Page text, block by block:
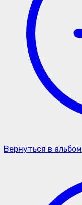
Вернуться в альбом